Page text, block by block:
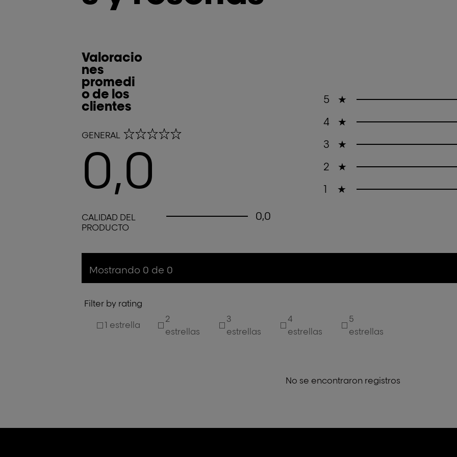
5 ★
4
★
3
★
2
★
1
★
Valoracio
nes
promedi
o de los
clientes
GENERAL
0,0 out of 5 stars
0,0
CALIDAD DEL
PRODUCTO
0,0
Mostrando 0 de 0
Filter by rating
1 estrella
2
estrellas
3
estrellas
4
estrellas
5
estrellas
No se encontraron registros